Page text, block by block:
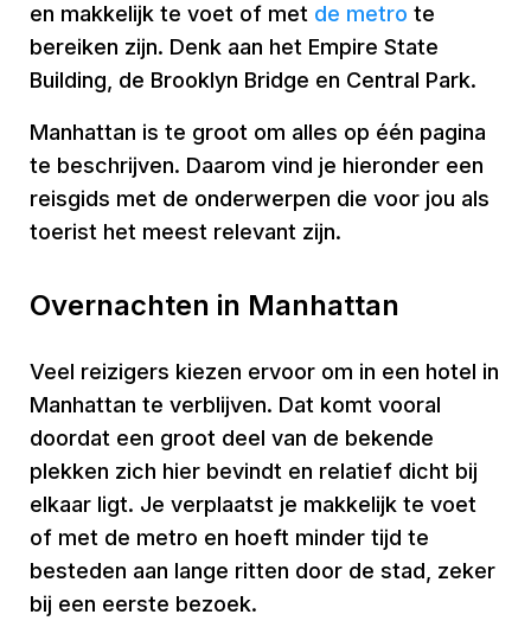
en makkelijk te voet of met de metro te
bereiken zijn. Denk aan het Empire State
Building, de Brooklyn Bridge en Central Park.
Manhattan is te groot om alles op één pagina
te beschrijven. Daarom vind je hieronder een
reisgids met de onderwerpen die voor jou als
toerist het meest relevant zijn.
Overnachten in Manhattan
Veel reizigers kiezen ervoor om in een hotel in
Manhattan te verblijven. Dat komt vooral
doordat een groot deel van de bekende
plekken zich hier bevindt en relatief dicht bij
elkaar ligt. Je verplaatst je makkelijk te voet
of met de metro en hoeft minder tijd te
besteden aan lange ritten door de stad, zeker
bij een eerste bezoek.